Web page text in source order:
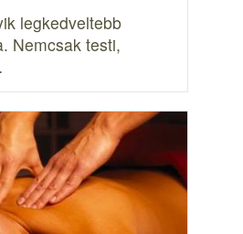
legkedveltebb
Nemcsak testi,